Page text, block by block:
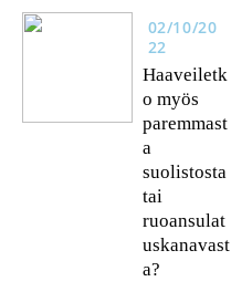
02/10/20
22
Haaveiletk
o myös
paremmast
a
suolistosta
tai
ruoansulat
uskanavast
a?